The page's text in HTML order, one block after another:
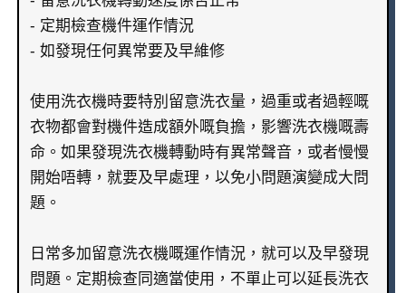
- 定期檢查機件運作情況
- 如發現任何異常要及早維修
使用洗衣機時要特別留意洗衣量，過重或者過輕嘅
衣物都會對機件造成額外嘅負擔，影響洗衣機嘅壽
命。如果發現洗衣機轉動時有異常聲音，或者慢慢
開始唔轉，就要及早處理，以免小問題演變成大問
題。
日常多加留意洗衣機嘅運作情況，就可以及早發現
問題。定期檢查同適當使用，不單止可以延長洗衣